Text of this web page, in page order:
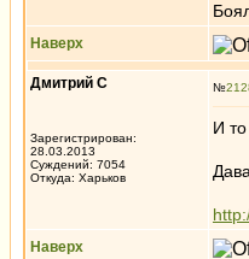
Наверх
Дмитрий С
Зарегистрирован:
28.03.2013
Суждений: 7054
Откуда: Харьков
№
И то
Наверх